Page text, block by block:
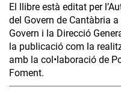
El llibre està editat per
del Govern de Cantàbria
Govern i la Direcció
la publicació com la
amb la col•laboració de
Foment.